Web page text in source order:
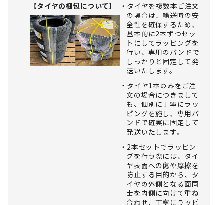
【タイヤの梱包について】
タイヤを複数本ご注文
の場合は、輸送時の安
全性を確保するため、
基本的に2本ずつセッ
トにしてラッピングを
行い、専用のバンドで
しっかりと固定して発
送いたします。
タイヤ1本のみをご注
文の場合につきまして
も、個別に丁寧にラッ
ピングを施し、専用バ
ンドで確実に固定して
発送いたします。
2本セットでラッピン
グを行う際には、タイ
ヤ表面への傷や摩擦を
防止する目的から、タ
イヤの外側となる面同
士を内側に向けて重ね
合わせ、丁寧にラッピ